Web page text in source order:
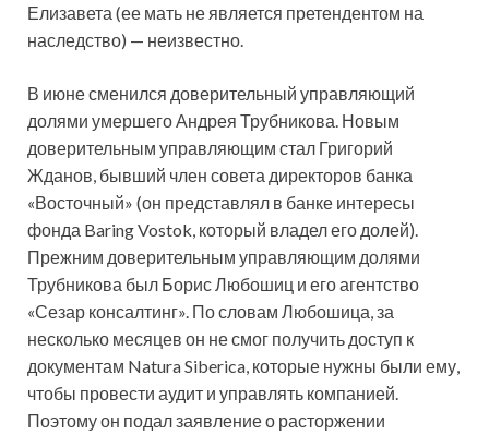
Елизавета (ее мать не является претендентом на
наследство) — неизвестно.
В июне сменился доверительный управляющий
долями умершего Андрея Трубникова. Новым
доверительным управляющим стал Григорий
Жданов, бывший член совета директоров банка
«Восточный» (он представлял в банке интересы
фонда Baring Vostok, который владел его долей).
Прежним доверительным управляющим долями
Трубникова был Борис Любошиц и его агентство
«Сезар консалтинг». По словам Любошица, за
несколько месяцев он не смог получить доступ к
документам Natura Siberica, которые нужны были ему,
чтобы провести аудит и управлять компанией.
Поэтому он подал заявление о расторжении